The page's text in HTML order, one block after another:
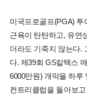
미국프로골프(PGA)
근육이 탄탄하고, 유연
더라도 기죽지 않는다.
다. 제39회 GS칼텍스
6000만원) 개막을 하루
컨트리클럽을 돌아보